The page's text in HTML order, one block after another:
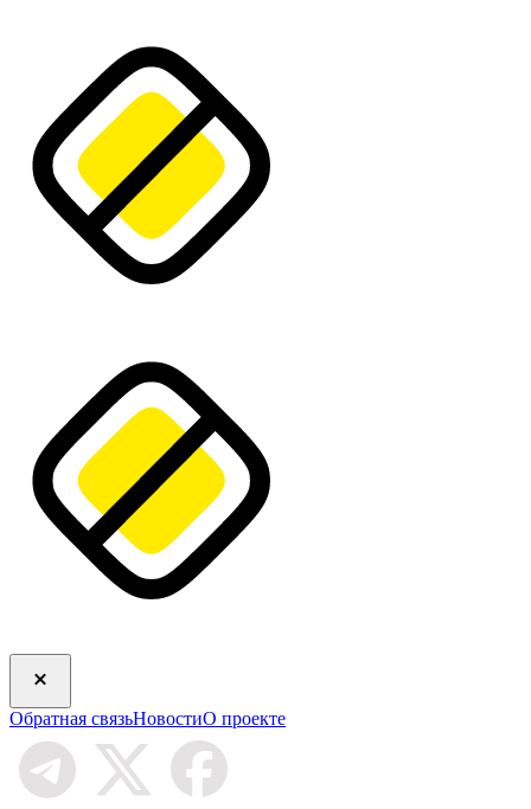
Обратная связьНовостиО проекте